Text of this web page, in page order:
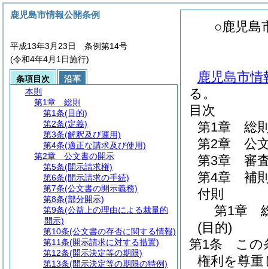
○鹿児島
鹿児島市情
る。
目次
第1章
総
第2章
公
第3章
審
第4章
補
付則
第1章
(目的)
第1条
この
権利を尊
鹿児島市情報公開条例
平成13年3月23日 条例第14号
(令和4年4月1日施行)
条項目次
沿革
本則
第1章
総則
第1条(目的)
第2条(定義)
第3条(解釈及び運用)
第4条(適正な請求及び使用)
第2章
公文書の開示
第5条(開示請求権)
第6条(開示請求の手続)
第7条(公文書の開示義務)
第8条(部分開示)
第9条(公益上の理由による裁量的
開示)
第10条(公文書の存否に関する情報)
第11条(開示請求に対する措置)
第12条(開示決定等の期限)
第13条(開示決定等の期限の特例)